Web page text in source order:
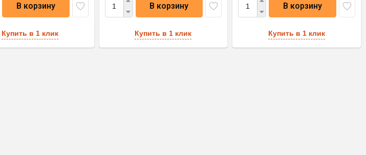
В корзину
Купить в 1 клик
В корзину
Купить в 1 клик
В корзину
Купить в 1 клик